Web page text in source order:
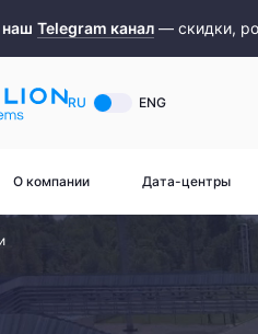
наш Telegram канал — скидки,
RU ENG
О компании Дата-центры
Готовый